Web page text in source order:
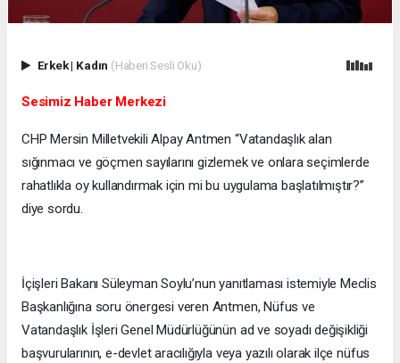
Erkek| Kadın (Haberi Sesli Oku)
Sesimiz Haber Merkezi
CHP Mersin Milletvekili Alpay Antmen “Vatandaşlık alan
sığınmacı ve göçmen sayılarını gizlemek ve onlara seçimlerde
rahatlıkla oy kullandırmak için mi bu uygulama başlatılmıştır?”
diye sordu.
İçişleri Bakanı Süleyman Soylu’nun yanıtlaması istemiyle Meclis
Başkanlığına soru önergesi veren Antmen, Nüfus ve
Vatandaşlık İşleri Genel Müdürlüğünün ad ve soyadı değişikliği
başvurularının, e-devlet aracılığıyla veya yazılı olarak ilçe nüfus